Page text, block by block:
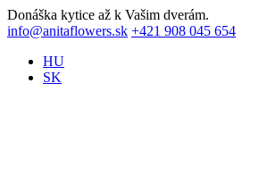
Donáška kytice až k Vašim dverám.
info@anitaflowers.sk +421 908 045 654
HU
SK